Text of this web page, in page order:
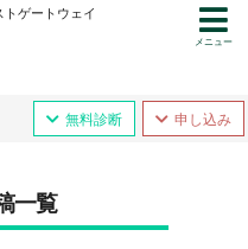
トゲートウェイ
無料診断 申し込み
メニュー
一覧